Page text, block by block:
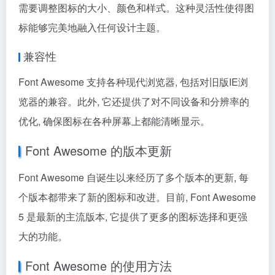
需要调整图标的大小、颜色和样式。这种灵活性使得图
标能够完美地融入任何设计主题。
兼容性
Font Awesome 支持各种现代浏览器, 包括对旧版IE浏
览器的兼容。此外, 它还提供了对不同设备和分辨率的
优化, 确保图标在各种屏幕上都能清晰显示。
Font Awesome 的版本更新
Font Awesome 自诞生以来经历了多个版本的更新, 每
个版本都带来了新的图标和改进。目前, Font Awesome
5 是最新的主流版本, 它提供了更多的图标选择和更强
大的功能。
Font Awesome 的使用方法